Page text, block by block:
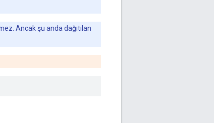
Ancak şu anda dağıtılan